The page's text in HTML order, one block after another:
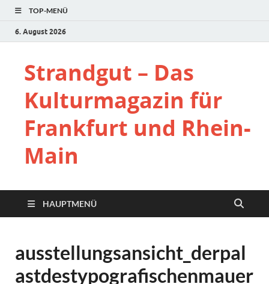
TOP-MENÜ
6. August 2026
Strandgut – Das
Kulturmagazin für
Frankfurt und Rhein-
Main
HAUPTMENÜ
ausstellungsansicht_derpal
astdestypografischenmauer